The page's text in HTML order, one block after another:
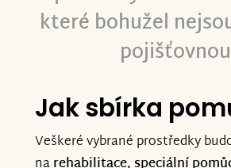
které bohužel
Jak sbírka
Veškeré vybrané prostředky